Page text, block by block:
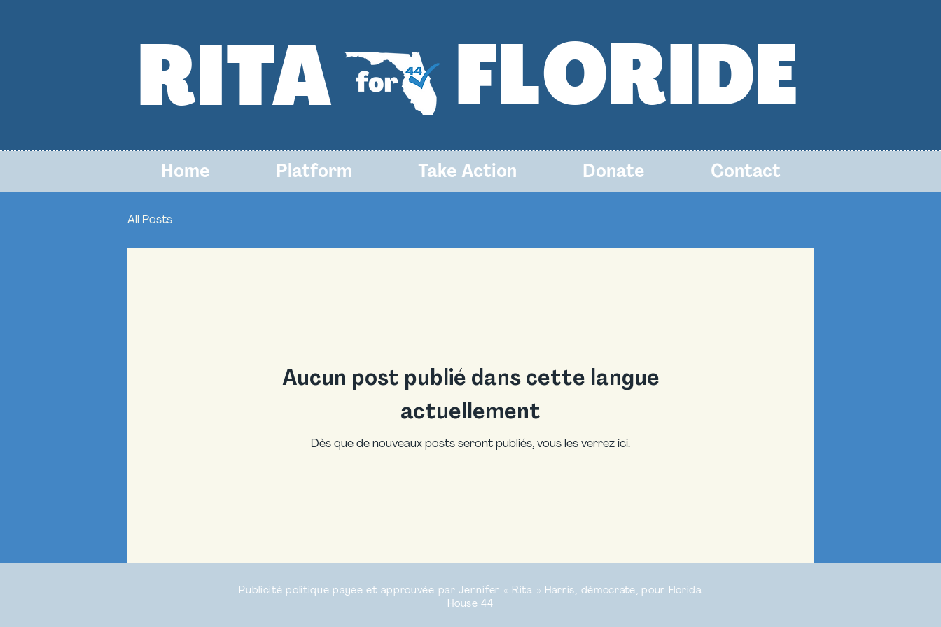
RITA FLORIDE
Home Platform Take Action Donate Contact
All Posts
Aucun post publié dans cette langue
actuellement
Dès que de nouveaux posts seront publiés, vous les verrez ici.
Publicité politique payée et approuvée par Jennifer « Rita » Harris, démocrate, pour Florida
House 44